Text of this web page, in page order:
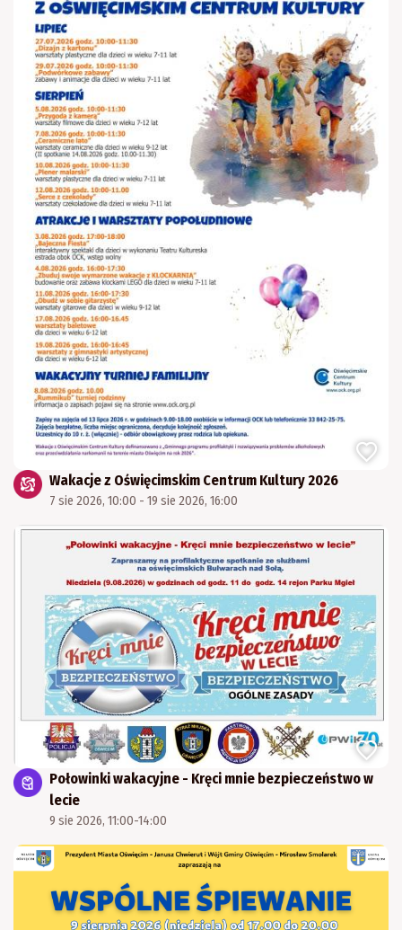
Wakacje z Oświęcimskim Centrum Kultury 2026
7 sie 2026, 10:00 - 19 sie 2026, 16:00
Połowinki wakacyjne - Kręci mnie bezpieczeństwo w
lecie
9 sie 2026, 11:00-14:00